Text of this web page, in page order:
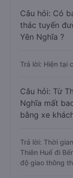
Câu hỏi: Có
thác tuyến
Yên Nghĩa ?
Trả lời: Hiện tại
Câu hỏi: Từ
Nghĩa mất
bằng xe
Trả lời: Thời
Thiên Huế đi
độ giao thông